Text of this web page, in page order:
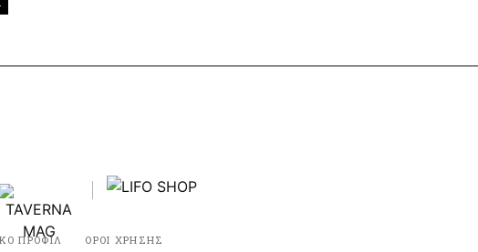
ΠΡΟΦΙΛ ΟΡΟΙ ΧΡΗΣΗΣ